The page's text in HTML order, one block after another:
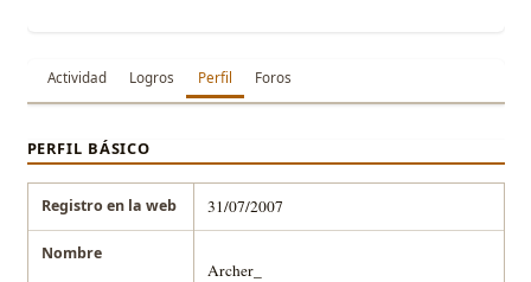
Actividad Logros Perfil Foros
PERFIL BÁSICO
Registro en la web 31/07/2007
Nombre
Archer_